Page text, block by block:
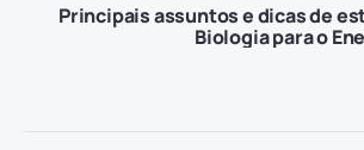
Principais assuntos e dicas de
Biologia para o